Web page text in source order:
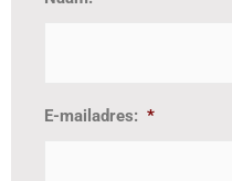
E-mailadres: *